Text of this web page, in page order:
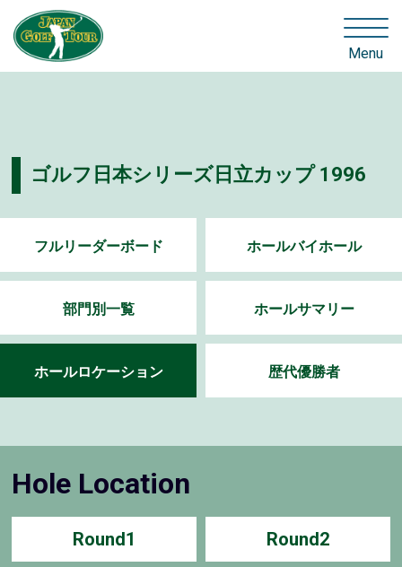
Menu
ゴルフ日本シリーズ日立カップ 1996
フルリーダーボード ホールバイホール
部門別一覧 ホールサマリー
ホールロケーション 歴代優勝者
Hole Location
Round1 Round2